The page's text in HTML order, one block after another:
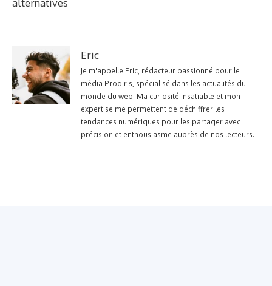
alternatives
Eric
Je m'appelle Eric, rédacteur passionné pour le
média Prodiris, spécialisé dans les actualités du
monde du web. Ma curiosité insatiable et mon
expertise me permettent de déchiffrer les
tendances numériques pour les partager avec
précision et enthousiasme auprès de nos lecteurs.